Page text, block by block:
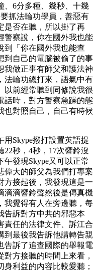
、6分多種、幾秒、十幾
抓法輪功學員，善惡有
是否在聽，所以掛了再
警察說，你在國外我也能
到「你在國外我也能查
到自己的電腦被偷了的事
我做正事有師父和護法神
法輪功總打來，語氣中有
以前經常聽到同修說我很
話時，對方警察急躁的態
也對照自己，自己有時候
Skype撥打設置英語提
秒，4秒，17次響鈴沒
發現Skype又可以正常
偉大的師父為我們打專案
方接起後，我發現這是一
滴滴響鈴聲然後是傳真機
我覺得有人在旁邊聽，每
告訴對方中共的邪惡本
責任的法律文件、訴江合
到最後我告訴他請轉告親
告訴了追查國際的舉報電
方接聽的時間上來看，
利益的內容比較愛聽；